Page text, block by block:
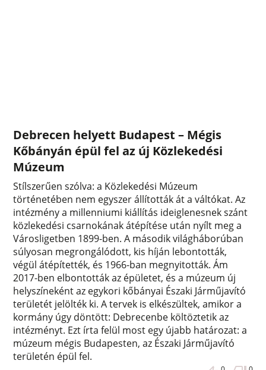
Debrecen helyett Budapest – Mégis
Kőbányán épül fel az új Közlekedési
Múzeum
Stílszerűen szólva: a Közlekedési Múzeum
történetében nem egyszer állították át a váltókat. Az
intézmény a millenniumi kiállítás ideiglenesnek szánt
közlekedési csarnokának átépítése után nyílt meg a
Városligetben 1899-ben. A második világháborúban
súlyosan megrongálódott, kis híján lebontották,
végül átépítették, és 1966-ban megnyitották. Ám
2017-ben elbontották az épületet, és a múzeum új
helyszíneként az egykori kőbányai Északi Járműjavító
területét jelölték ki. A tervek is elkészültek, amikor a
kormány úgy döntött: Debrecenbe költöztetik az
intézményt. Ezt írta felül most egy újabb határozat: a
múzeum mégis Budapesten, az Északi Járműjavító
területén épül fel.